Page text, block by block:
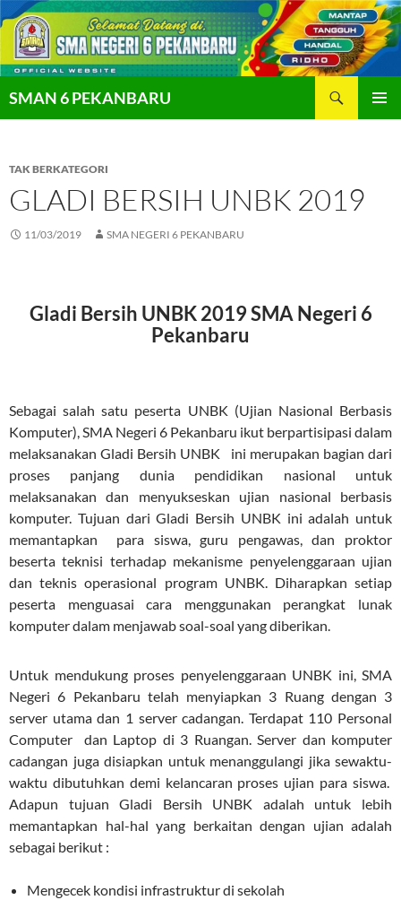
Langsung
ke
SMAN 6 PEKANBARU
TAK BERKATEGORI
GLADI BERSIH UNBK 2019
11/03/2019 SMA NEGERI 6 PEKANBARU
Gladi Bersih UNBK 2019 SMA Negeri 6
Pekanbaru
Sebagai salah satu peserta UNBK (Ujian Nasional Berbasis
Komputer), SMA Negeri 6 Pekanbaru ikut berpartisipasi dalam
melaksanakan Gladi Bersih UNBK ini merupakan bagian dari
proses panjang dunia pendidikan nasional untuk
melaksanakan dan menyukseskan ujian nasional berbasis
komputer. Tujuan dari Gladi Bersih UNBK ini adalah untuk
memantapkan para siswa, guru pengawas, dan proktor
beserta teknisi terhadap mekanisme penyelenggaraan ujian
dan teknis operasional program UNBK. Diharapkan setiap
peserta menguasai cara menggunakan perangkat lunak
komputer dalam menjawab soal-soal yang diberikan.
Untuk mendukung proses penyelenggaraan UNBK ini, SMA
Negeri 6 Pekanbaru telah menyiapkan 3 Ruang dengan 3
server utama dan 1 server cadangan. Terdapat 110 Personal
Computer dan Laptop di 3 Ruangan. Server dan komputer
cadangan juga disiapkan untuk menanggulangi jika sewaktu-
waktu dibutuhkan demi kelancaran proses ujian para siswa.
Adapun tujuan Gladi Bersih UNBK adalah untuk lebih
memantapkan hal-hal yang berkaitan dengan ujian adalah
sebagai berikut :
Mengecek kondisi infrastruktur di sekolah